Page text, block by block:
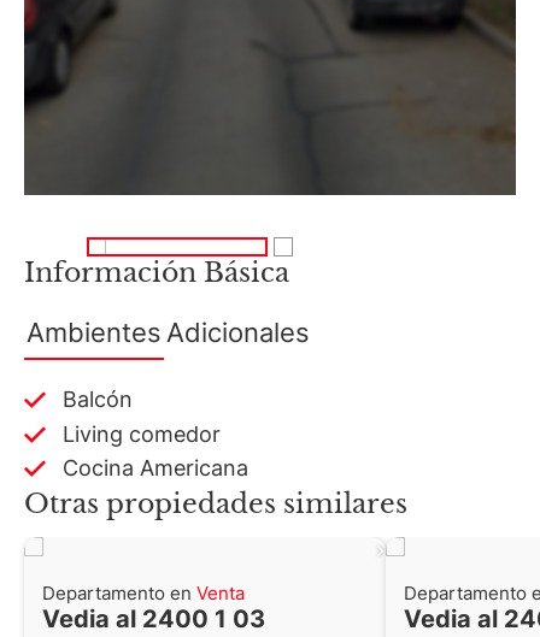
Información Básica
Ambientes Adicionales
Balcón
Living comedor
Cocina Americana
Otras propiedades similares
Departamento en Venta
Vedia al 2400 1 03
Departamento
Vedia al